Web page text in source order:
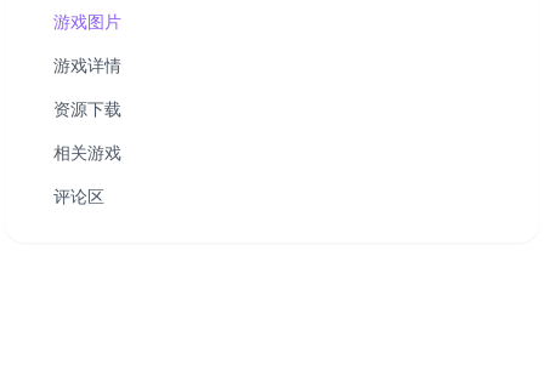
游戏图片
游戏详情
资源下载
相关游戏
评论区